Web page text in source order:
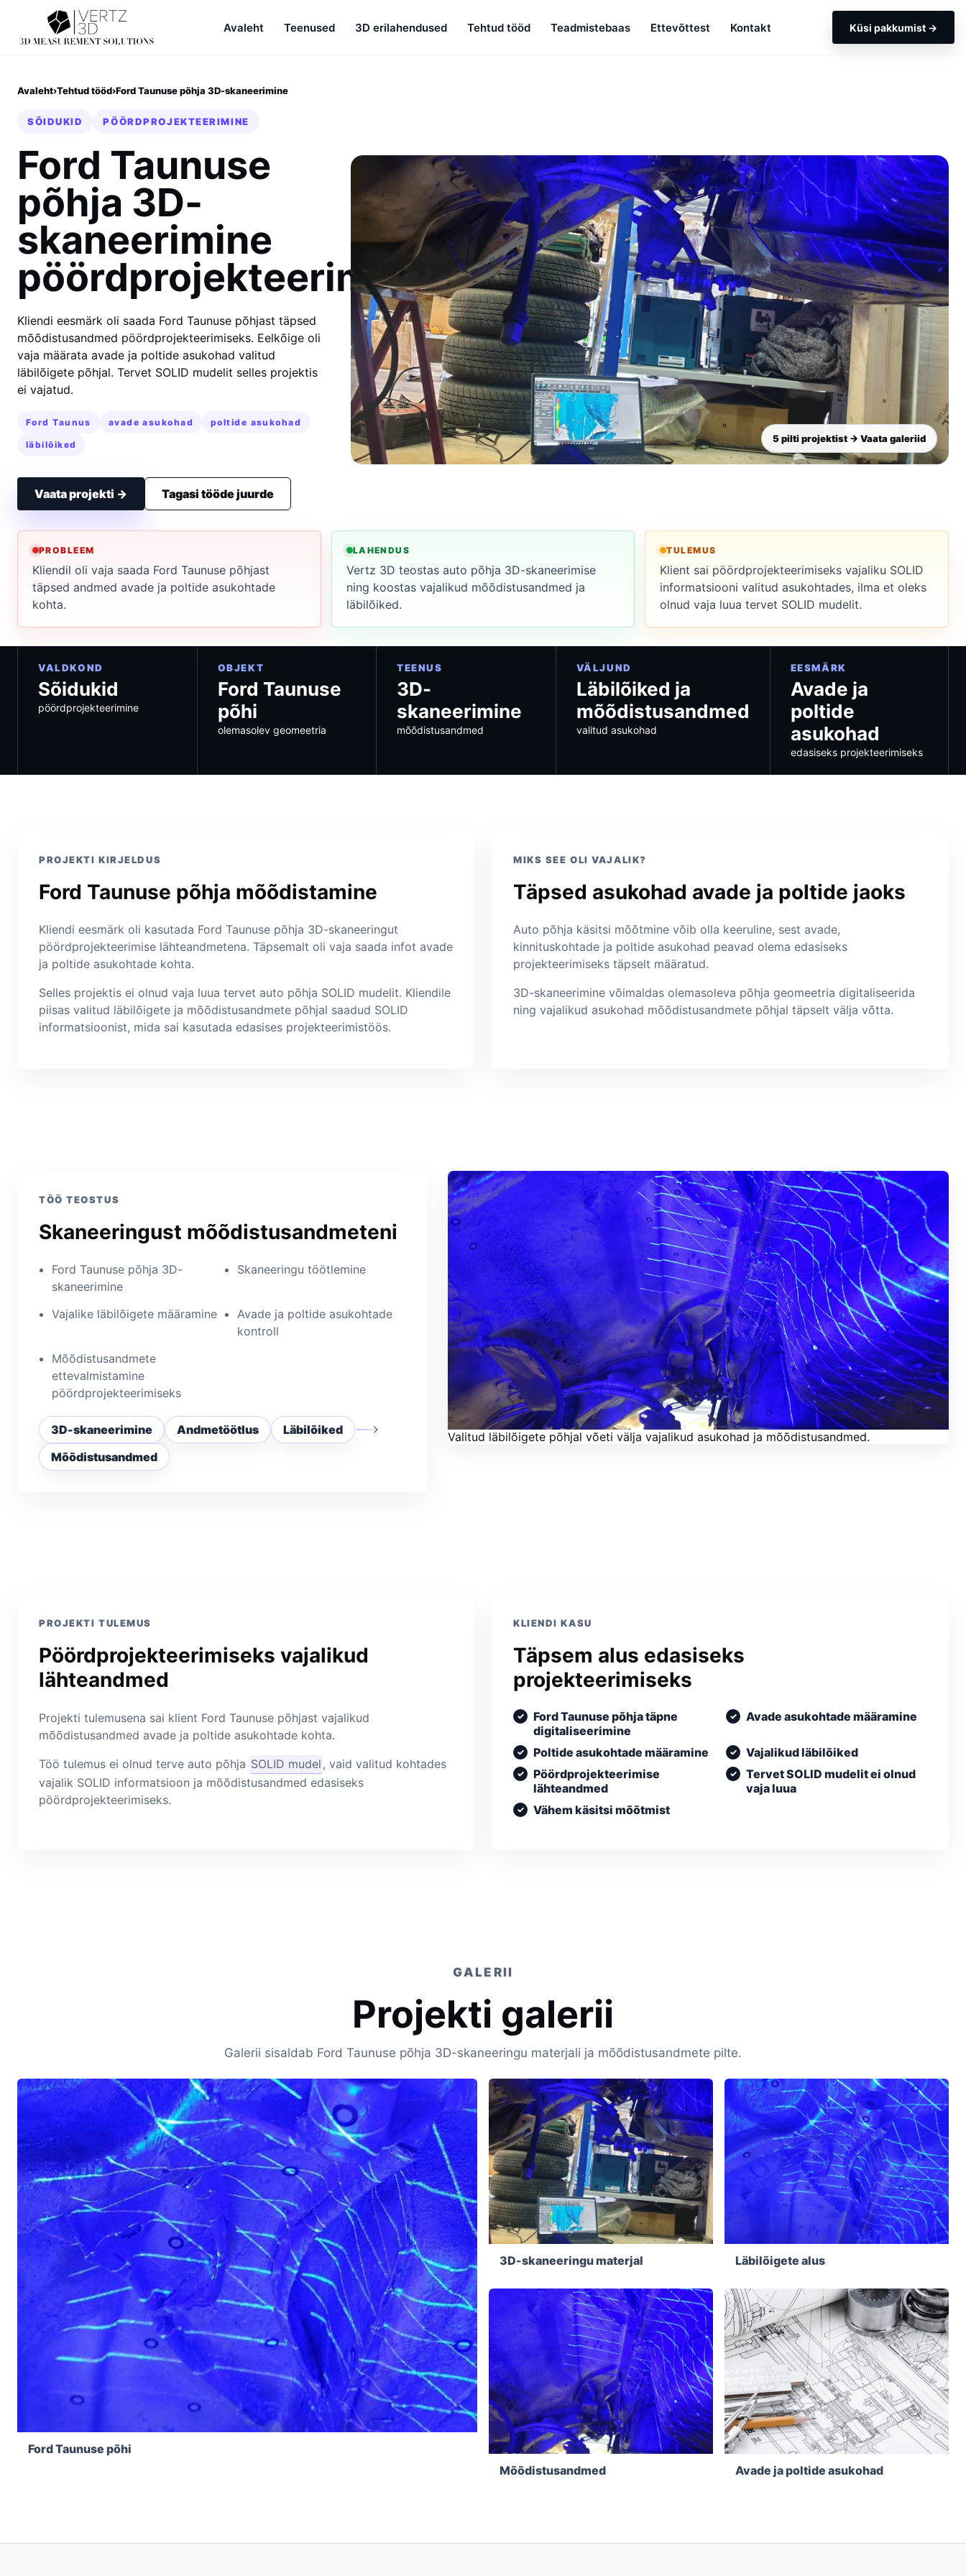
Avaleht Teenused 3D erilahendused Tehtud tööd Teadmistebaas Ettevõttest Kontakt Küsi pakkumist →
Avaleht›Tehtud tööd›Ford Taunuse põhja 3D-skaneerimine
SÕIDUKID PÖÖRDPROJEKTEERIMINE
Ford Taunuse
põhja 3D-
skaneerimine
pöördprojekteerimiseks
Kliendi eesmärk oli saada Ford Taunuse põhjast täpsed
mõõdistusandmed pöördprojekteerimiseks. Eelkõige oli
vaja määrata avade ja poltide asukohad valitud
läbilõigete põhjal. Tervet SOLID mudelit selles projektis
ei vajatud.
Ford Taunus avade asukohad poltide asukohad
läbilõiked
Vaata projekti → Tagasi tööde juurde
5 pilti projektist → Vaata galeriid
PROBLEEM
Kliendil oli vaja saada Ford Taunuse põhjast
täpsed andmed avade ja poltide asukohtade
kohta.
LAHENDUS
Vertz 3D teostas auto põhja 3D-skaneerimise
ning koostas vajalikud mõõdistusandmed ja
läbilõiked.
TULEMUS
Klient sai pöördprojekteerimiseks vajaliku SOLID
informatsiooni valitud asukohtades, ilma et oleks
olnud vaja luua tervet SOLID mudelit.
VALDKOND
Sõidukid
pöördprojekteerimine
OBJEKT
Ford Taunuse
põhi
olemasolev geomeetria
TEENUS
3D-
skaneerimine
mõõdistusandmed
VÄLJUND
Läbilõiked ja
mõõdistusandmed
valitud asukohad
EESMÄRK
Avade ja
poltide
asukohad
edasiseks projekteerimiseks
PROJEKTI KIRJELDUS
Ford Taunuse põhja mõõdistamine
Kliendi eesmärk oli kasutada Ford Taunuse põhja 3D-skaneeringut
pöördprojekteerimise lähteandmetena. Täpsemalt oli vaja saada infot avade
ja poltide asukohtade kohta.
Selles projektis ei olnud vaja luua tervet auto põhja SOLID mudelit. Kliendile
piisas valitud läbilõigete ja mõõdistusandmete põhjal saadud SOLID
informatsioonist, mida sai kasutada edasises projekteerimistöös.
MIKS SEE OLI VAJALIK?
Täpsed asukohad avade ja poltide jaoks
Auto põhja käsitsi mõõtmine võib olla keeruline, sest avade,
kinnituskohtade ja poltide asukohad peavad olema edasiseks
projekteerimiseks täpselt määratud.
3D-skaneerimine võimaldas olemasoleva põhja geomeetria digitaliseerida
ning vajalikud asukohad mõõdistusandmete põhjal täpselt välja võtta.
TÖÖ TEOSTUS
Skaneeringust mõõdistusandmeteni
Ford Taunuse põhja 3D-
skaneerimine
Skaneeringu töötlemine
Vajalike läbilõigete määramine
Avade ja poltide asukohtade
kontroll
Mõõdistusandmete
ettevalmistamine
pöördprojekteerimiseks
3D-skaneerimine Andmetöötlus
Läbilõiked
Mõõdistusandmed
Valitud läbilõigete põhjal võeti välja vajalikud asukohad ja mõõdistusandmed.
PROJEKTI TULEMUS
Pöördprojekteerimiseks vajalikud
lähteandmed
Projekti tulemusena sai klient Ford Taunuse põhjast vajalikud
mõõdistusandmed avade ja poltide asukohtade kohta.
Töö tulemus ei olnud terve auto põhja SOLID mudel , vaid valitud kohtades
vajalik SOLID informatsioon ja mõõdistusandmed edasiseks
pöördprojekteerimiseks.
KLIENDI KASU
Täpsem alus edasiseks
projekteerimiseks
Ford Taunuse põhja täpne
digitaliseerimine
Avade asukohtade määramine
Poltide asukohtade määramine
Vajalikud läbilõiked
Pöördprojekteerimise
lähteandmed
Tervet SOLID mudelit ei olnud
vaja luua
Vähem käsitsi mõõtmist
GALERII
Projekti galerii
Galerii sisaldab Ford Taunuse põhja 3D-skaneeringu materjali ja mõõdistusandmete pilte.
Ford Taunuse põhi
3D-skaneeringu materjal Läbilõigete alus
Mõõdistusandmed Avade ja poltide asukohad